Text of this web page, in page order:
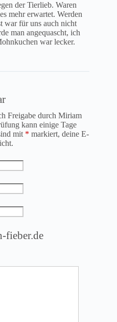
der Tierlieb. Waren
mehr erwartet. Werden
war für uns auch nicht
man angequascht, ich
war lecker.
Freigabe durch Miriam
kann einige Tage
mit * markiert, deine E-
fieber.de